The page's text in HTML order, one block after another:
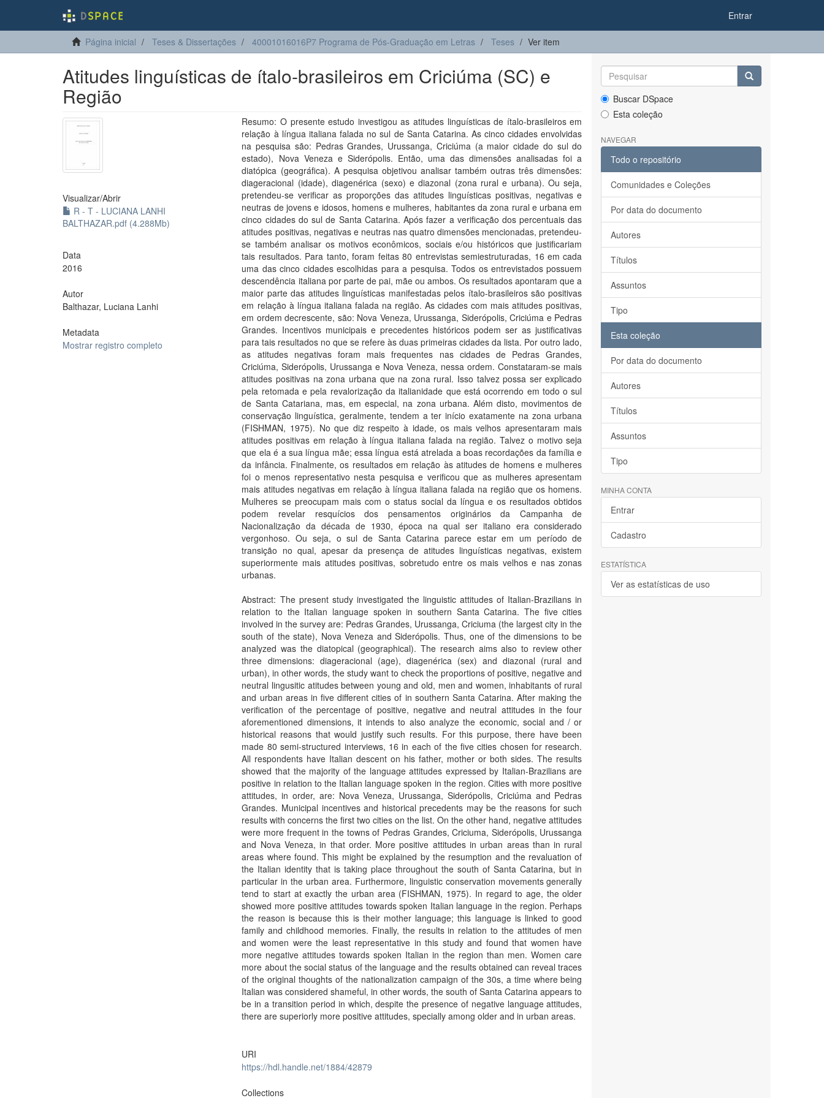
Entrar
Página inicial Teses & Dissertações 40001016016P7 Programa de Pós-Graduação em Letras Teses Ver item
Atitudes linguísticas de ítalo-brasileiros em Criciúma (SC) e
Região
Visualizar/Abrir
R - T - LUCIANA LANHI
BALTHAZAR.pdf (4.288Mb)
Data
2016
Autor
Balthazar, Luciana Lanhi
Metadata
Mostrar registro completo
Resumo: O presente estudo investigou as atitudes linguísticas de ítalo-brasileiros em
relação à língua italiana falada no sul de Santa Catarina. As cinco cidades envolvidas
na pesquisa são: Pedras Grandes, Urussanga, Criciúma (a maior cidade do sul do
estado), Nova Veneza e Siderópolis. Então, uma das dimensões analisadas foi a
diatópica (geográfica). A pesquisa objetivou analisar também outras três dimensões:
diageracional (idade), diagenérica (sexo) e diazonal (zona rural e urbana). Ou seja,
pretendeu-se verificar as proporções das atitudes linguísticas positivas, negativas e
neutras de jovens e idosos, homens e mulheres, habitantes da zona rural e urbana em
cinco cidades do sul de Santa Catarina. Após fazer a verificação dos percentuais das
atitudes positivas, negativas e neutras nas quatro dimensões mencionadas, pretendeu-
se também analisar os motivos econômicos, sociais e/ou históricos que justificariam
tais resultados. Para tanto, foram feitas 80 entrevistas semiestruturadas, 16 em cada
uma das cinco cidades escolhidas para a pesquisa. Todos os entrevistados possuem
descendência italiana por parte de pai, mãe ou ambos. Os resultados apontaram que a
maior parte das atitudes linguísticas manifestadas pelos ítalo-brasileiros são positivas
em relação à língua italiana falada na região. As cidades com mais atitudes positivas,
em ordem decrescente, são: Nova Veneza, Urussanga, Siderópolis, Criciúma e Pedras
Grandes. Incentivos municipais e precedentes históricos podem ser as justificativas
para tais resultados no que se refere às duas primeiras cidades da lista. Por outro lado,
as atitudes negativas foram mais frequentes nas cidades de Pedras Grandes,
Criciúma, Siderópolis, Urussanga e Nova Veneza, nessa ordem. Constataram-se mais
atitudes positivas na zona urbana que na zona rural. Isso talvez possa ser explicado
pela retomada e pela revalorização da italianidade que está ocorrendo em todo o sul
de Santa Catariana, mas, em especial, na zona urbana. Além disto, movimentos de
conservação linguística, geralmente, tendem a ter início exatamente na zona urbana
(FISHMAN, 1975). No que diz respeito à idade, os mais velhos apresentaram mais
atitudes positivas em relação à língua italiana falada na região. Talvez o motivo seja
que ela é a sua língua mãe; essa língua está atrelada a boas recordações da família e
da infância. Finalmente, os resultados em relação às atitudes de homens e mulheres
foi o menos representativo nesta pesquisa e verificou que as mulheres apresentam
mais atitudes negativas em relação à língua italiana falada na região que os homens.
Mulheres se preocupam mais com o status social da língua e os resultados obtidos
podem revelar resquícios dos pensamentos originários da Campanha de
Nacionalização da década de 1930, época na qual ser italiano era considerado
vergonhoso. Ou seja, o sul de Santa Catarina parece estar em um período de
transição no qual, apesar da presença de atitudes linguísticas negativas, existem
superiormente mais atitudes positivas, sobretudo entre os mais velhos e nas zonas
urbanas.
Abstract: The present study investigated the linguistic attitudes of Italian-Brazilians in
relation to the Italian language spoken in southern Santa Catarina. The five cities
involved in the survey are: Pedras Grandes, Urussanga, Criciuma (the largest city in the
south of the state), Nova Veneza and Siderópolis. Thus, one of the dimensions to be
analyzed was the diatopical (geographical). The research aims also to review other
three dimensions: diageracional (age), diagenérica (sex) and diazonal (rural and
urban), in other words, the study want to check the proportions of positive, negative and
neutral lingusitic atitudes between young and old, men and women, inhabitants of rural
and urban areas in five different cities of in southern Santa Catarina. After making the
verification of the percentage of positive, negative and neutral attitudes in the four
aforementioned dimensions, it intends to also analyze the economic, social and / or
historical reasons that would justify such results. For this purpose, there have been
made 80 semi-structured interviews, 16 in each of the five cities chosen for research.
All respondents have Italian descent on his father, mother or both sides. The results
showed that the majority of the language attitudes expressed by Italian-Brazilians are
positive in relation to the Italian language spoken in the region. Cities with more positive
attitudes, in order, are: Nova Veneza, Urussanga, Siderópolis, Criciúma and Pedras
Grandes. Municipal incentives and historical precedents may be the reasons for such
results with concerns the first two cities on the list. On the other hand, negative attitudes
were more frequent in the towns of Pedras Grandes, Criciuma, Siderópolis, Urussanga
and Nova Veneza, in that order. More positive attitudes in urban areas than in rural
areas where found. This might be explained by the resumption and the revaluation of
the Italian identity that is taking place throughout the south of Santa Catarina, but in
particular in the urban area. Furthermore, linguistic conservation movements generally
tend to start at exactly the urban area (FISHMAN, 1975). In regard to age, the older
showed more positive attitudes towards spoken Italian language in the region. Perhaps
the reason is because this is their mother language; this language is linked to good
family and childhood memories. Finally, the results in relation to the attitudes of men
and women were the least representative in this study and found that women have
more negative attitudes towards spoken Italian in the region than men. Women care
more about the social status of the language and the results obtained can reveal traces
of the original thoughts of the nationalization campaign of the 30s, a time where being
Italian was considered shameful, in other words, the south of Santa Catarina appears to
be in a transition period in which, despite the presence of negative language attitudes,
there are superiorly more positive attitudes, specially among older and in urban areas.
URI
https://hdl.handle.net/1884/42879
Collections
Buscar DSpace
Esta coleção
NAVEGAR
Todo o repositório
Comunidades e Coleções
Por data do documento
Autores
Títulos
Assuntos
Tipo
Esta coleção
Por data do documento
Autores
Títulos
Assuntos
Tipo
MINHA CONTA
Entrar
Cadastro
ESTATÍSTICA
Ver as estatísticas de uso